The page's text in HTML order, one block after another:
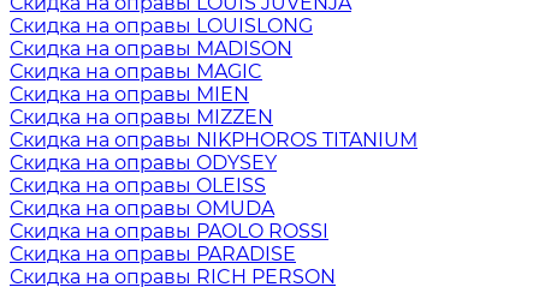
Скидка на оправы LOUISLONG
Скидка на оправы MADISON
Скидка на оправы MAGIC
Скидка на оправы MIEN
Скидка на оправы MIZZEN
Скидка на оправы NIKPHOROS TITANIUM
Скидка на оправы ODYSEY
Скидка на оправы OLEISS
Скидка на оправы OMUDA
Скидка на оправы PAOLO ROSSI
Скидка на оправы PARADISE
Скидка на оправы RICH PERSON